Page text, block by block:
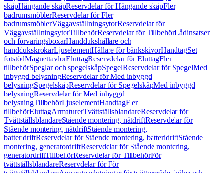
skåpHängande skåpReservdelar för Hängande skåpFler
badrumsmöblerReservdelar för Fler
badrumsmöblerVäggavställningsytorReservdelar för
VäggavställningsytorTillbehörReservdelar för TillbehörLådinsatser
och förvaringsboxarHanddukshållare och
handdukskrokarLjuselementHållare för bänkskivorHandtagSet
fotstödMagnettavlorEluttagReservdelar för EluttagFler
tillbehörSpeglar och spegelskåpSpegelReservdelar för SpegelMed
inbyggd belysningReservdelar för Med inbyggd
belysningSpegelskåpReservdelar för SpegelskåpMed inbyggd
belysningReservdelar för Med inbyggd
belysningTillbehörLjuselementHandtagFler
tillbehörEluttagArmaturerTvättställsblandareReservdelar för
TvättställsblandareStående montering, nätdriftReservdelar för
Stående montering, nätdriftStående montering,
batteridriftReservdelar för Stående montering, batteridriftStående
montering, generatordriftReservdelar för Stående montering,
generatordriftTillbehörReservdelar för TillbehörFör
tvättställsblandareReservdelar för För